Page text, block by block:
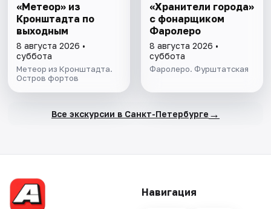
«Метеор» из
Кронштадта по
выходным
8 августа 2026 •
суббота
Метеор из Кронштадта.
Остров фортов
«Хранители города»
с фонарщиком
Фаролеро
8 августа 2026 •
суббота
Фаролеро. Фурштатская
Все экскурсии в Санкт-Петербурге →
Навигация